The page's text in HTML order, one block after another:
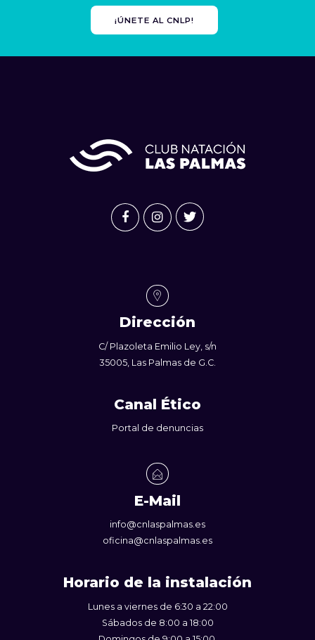
¡ÚNETE AL CNLP!
Dirección
C/ Plazoleta Emilio Ley, s/n
35005, Las Palmas de G.C.
Canal Ético
Portal de denuncias
E-Mail
info@cnlaspalmas.es
oficina@cnlaspalmas.es
Horario de la instalación
Lunes a viernes de 6:30 a 22:00
Sábados de 8:00 a 18:00